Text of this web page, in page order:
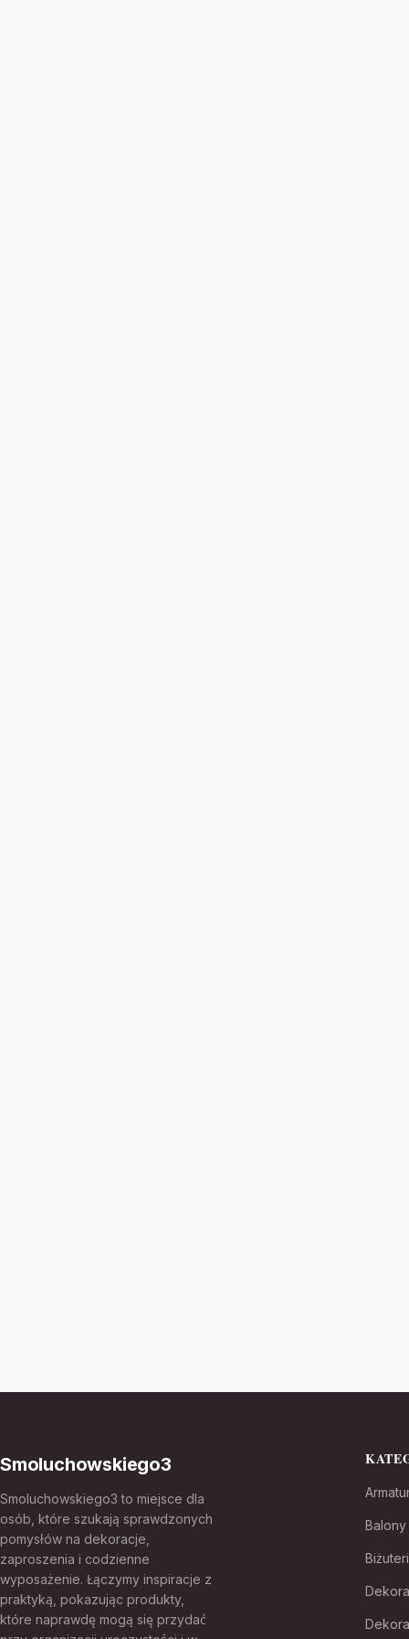
Smoluchowskiego3
Smoluchowskiego3 to miejsce dla
osób, które szukają sprawdzonych
pomysłów na dekoracje,
zaproszenia i codzienne
wyposażenie. Łączymy inspiracje z
praktyką, pokazując produkty,
które naprawdę mogą się przydać
Balony